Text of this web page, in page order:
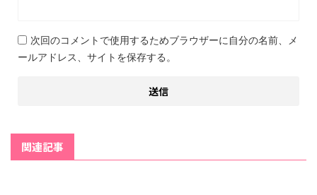
次回のコメントで使用するためブラウザーに自分の名前、メ
ールアドレス、サイトを保存する。
関連記事